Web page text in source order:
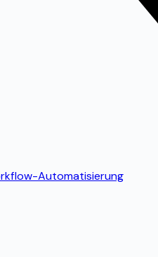
Automatisierung